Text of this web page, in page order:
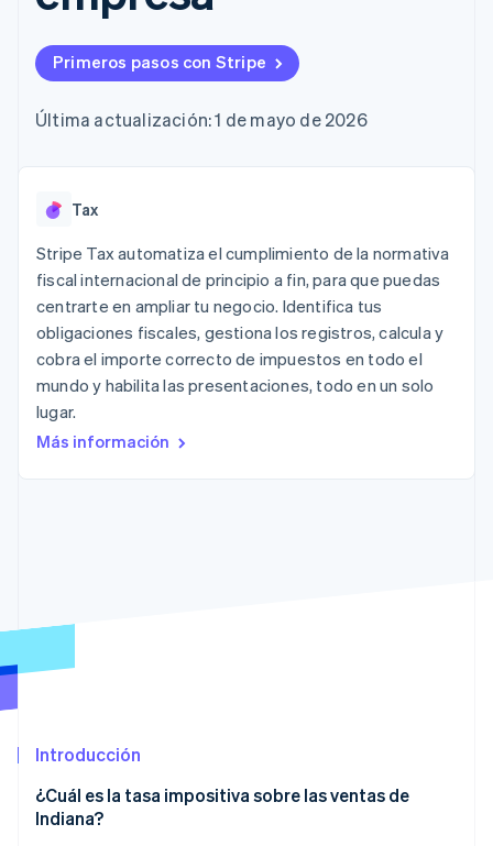
Authorization
Boost
Optimizaciones
de aceptación
Link
compra
Recognition
contable
Stripe Sigma
Informes
Data Pipeline
de datos
Más
Product roadmap
Ver lo que viene
Radar
Prevención de fraude
Atlas
Constitución de una startup
Climate
Gestión del dinero
SaaS
Juegos
Hostelería, viajes y ocio
Seguros
Medios de
comunicación y
entretenimiento
Organizaciones sin
profesionales
Gestionar
Ofrecer cobro por
consumo
respaldadas por
monedas estables
servicios con agentes
Recursos
Integraciones de
aplicaciones
Ejemplos de código
Blog de
desarrolladores
Empresa
Hoja de ruta del
producto
Sessions
Empleos
Stripe Press
Contacto
Contacta con ventas
Conviértete en socio
Primeros pasos con Stripe
Última actualización: 1 de mayo de 2026
Tax
Stripe Tax automatiza el cumplimiento de la normativa
fiscal internacional de principio a fin, para que puedas
centrarte en ampliar tu negocio. Identifica tus
obligaciones fiscales, gestiona los registros, calcula y
cobra el importe correcto de impuestos en todo el
mundo y habilita las presentaciones, todo en un solo
lugar.
Más información
Introducción
¿Cuál es la tasa impositiva sobre las ventas de
Indiana?